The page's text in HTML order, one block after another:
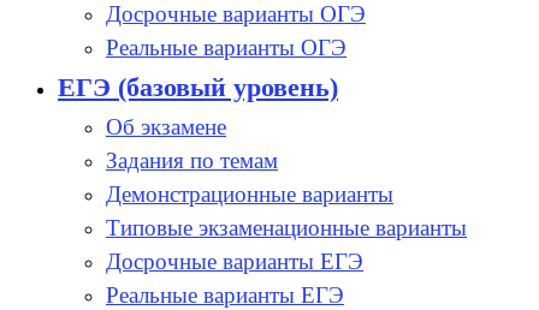
Досрочные варианты ОГЭ
Реальные варианты ОГЭ
ЕГЭ (базовый уровень)
Об экзамене
Задания по темам
Демонстрационные варианты
Типовые экзаменационные варианты
Досрочные варианты ЕГЭ
Реальные варианты ЕГЭ